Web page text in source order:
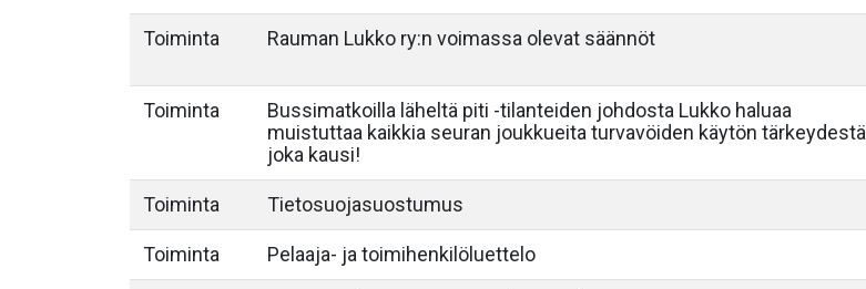
Toiminta Rauman Lukko ry:n voimassa olevat säännöt
Toiminta
Bussimatkoilla läheltä piti -tilanteiden johdosta Lukko haluaa
muistuttaa kaikkia seuran joukkueita turvavöiden käytön tärkeydestä
joka kausi!
Toiminta Tietosuojasuostumus
Toiminta Pelaaja- ja toimihenkilöluettelo